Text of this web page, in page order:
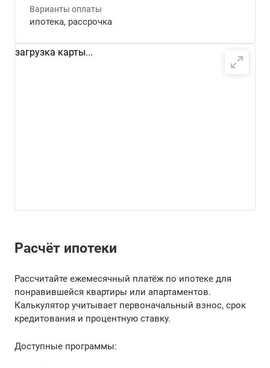
Варианты оплаты
ипотека, рассрочка
загрузка карты...
Расчёт ипотеки
Рассчитайте ежемесячный платёж по ипотеке для
понравившейся квартиры или апартаментов.
Калькулятор учитывает первоначальный взнос, срок
кредитования и процентную ставку.
Доступные программы: